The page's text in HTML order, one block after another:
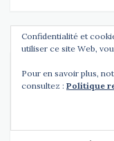
Confidentialité et
utiliser ce site Web,
Pour en savoir plus,
consultez : Politique